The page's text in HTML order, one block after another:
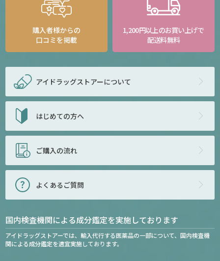
購入者様からの
口コミを掲載
1,200円以上のお買い上げで
配送料無料
アイドラッグストアーについて
はじめての方へ
ご購入の流れ
よくあるご質問
国内検査機関による成分鑑定を実施しております
アイドラッグストアーでは、輸入代行する医薬品の一部について、国内検査機
関による成分鑑定を適宜実施しております。